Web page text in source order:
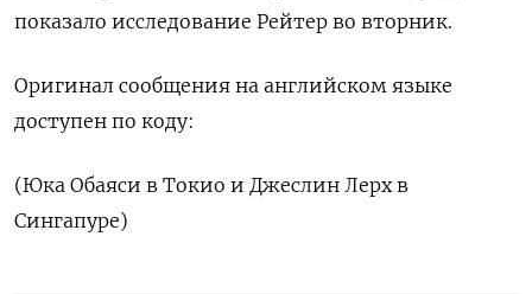
показало исследование Рейтер во вторник.
Оригинал сообщения на английском языке
доступен по коду:
(Юка Обаяси в Токио и Джеслин Лерх в
Сингапуре)